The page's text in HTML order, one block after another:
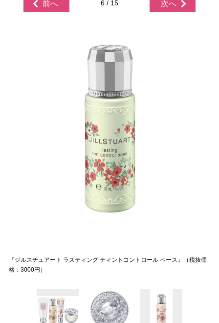
前へ 6 / 15 次へ
『ジルスチュアート ラスティング ティントコントロール ベース』（税抜価
格：3000円）